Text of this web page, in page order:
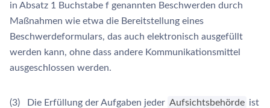
in Absatz 1 Buchstabe f genannten Beschwerden durch
Maßnahmen wie etwa die Bereitstellung eines
Beschwerdeformulars, das auch elektronisch ausgefüllt
werden kann, ohne dass andere Kommunikationsmittel
ausgeschlossen werden.
(3) Die Erfüllung der Aufgaben jeder Aufsichtsbehörde ist